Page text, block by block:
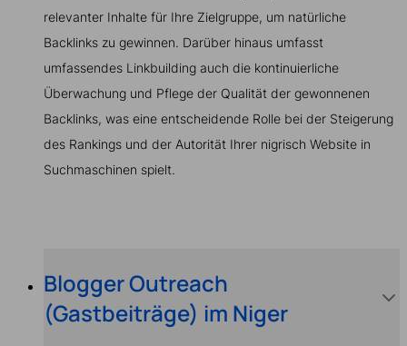
relevanter Inhalte für Ihre Zielgruppe, um natürliche
Backlinks zu gewinnen. Darüber hinaus umfasst
umfassendes Linkbuilding auch die kontinuierliche
Überwachung und Pflege der Qualität der gewonnenen
Backlinks, was eine entscheidende Rolle bei der Steigerung
des Rankings und der Autorität Ihrer nigrisch Website in
Suchmaschinen spielt.
Blogger Outreach
(Gastbeiträge) im Niger